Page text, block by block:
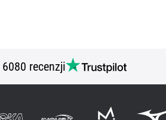
6080 recenzji